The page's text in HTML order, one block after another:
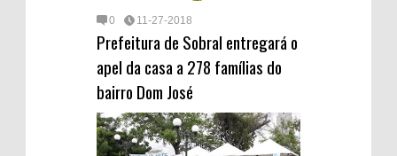
0 11-27-2018
Prefeitura de Sobral entregará o
apel da casa a 278 famílias do
bairro Dom José